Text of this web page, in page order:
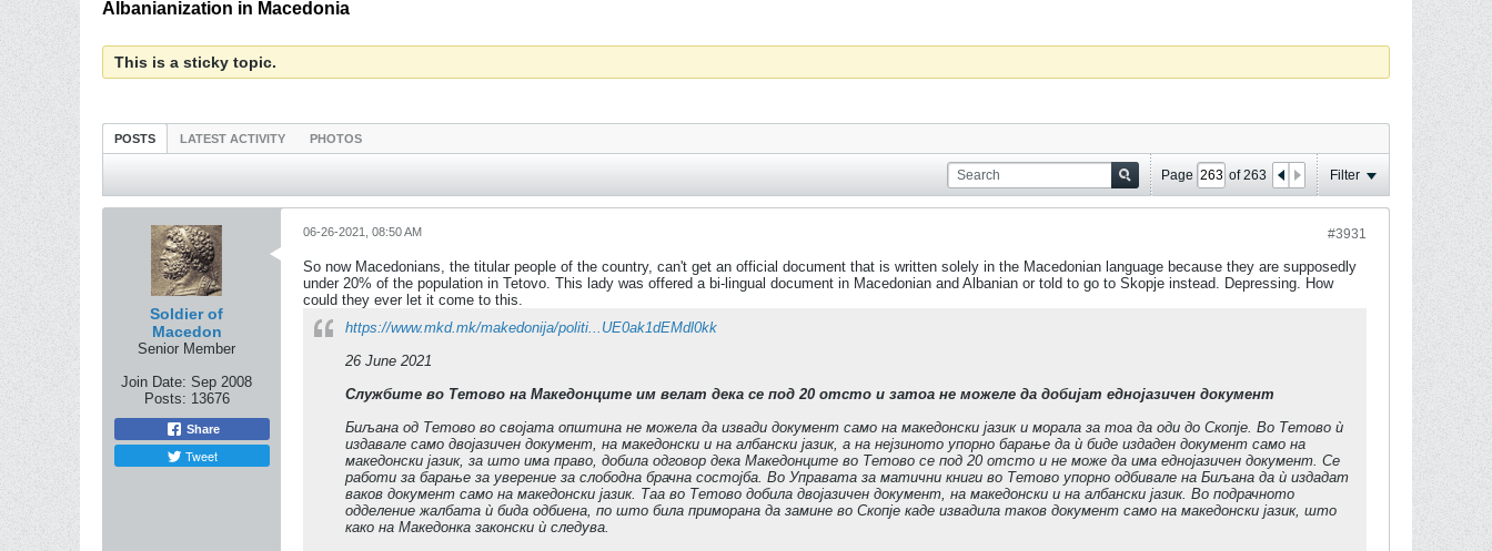
Albanianization in Macedonia
This is a sticky topic.
POSTS LATEST ACTIVITY PHOTOS
Page of263 Filter
Soldier of
Macedon
Senior Member
Join Date: Sep 2008
Posts: 13676
Share
Tweet
#3931
06-26-2021, 08:50 AM
So now Macedonians, the titular people of the country, can't get an official document that is written solely in the Macedonian language because they are supposedly
under 20% of the population in Tetovo. This lady was offered a bi-lingual document in Macedonian and Albanian or told to go to Skopje instead. Depressing. How
could they ever let it come to this.
https://www.mkd.mk/makedonija/politi...UE0ak1dEMdl0kk
26 June 2021
Службите во Тетово на Македонците им велат дека се под 20 отсто и затоа не можеле да добијат еднојазичен документ
Биљана од Тетово во својата општина не можела да извади документ само на македонски јазик и морала за тоа да оди до Скопје. Во Тетово ѝ
издавале само двојазичен документ, на македонски и на албански јазик, а на нејзиното упорно барање да ѝ биде издаден документ само на
македонски јазик, за што има право, добила одговор дека Македонците во Тетово се под 20 отсто и не може да има еднојазичен документ. Се
работи за барање за уверение за слободна брачна состојба. Во Управата за матични книги во Тетово упорно одбивале на Биљана да ѝ издадат
ваков документ само на македонски јазик. Таа во Тетово добила двојазичен документ, на македонски и на албански јазик. Во подрачното
одделение жалбата ѝ бида одбиена, по што била приморана да замине во Скопје каде извадила таков документ само на македонски јазик, што
како на Македонка законски ѝ следува.